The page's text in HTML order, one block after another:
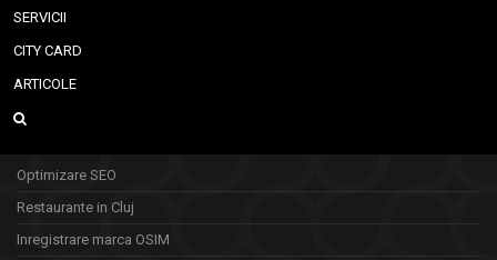
SERVICII
CITY CARD
ARTICOLE
Optimizare SEO
Restaurante in Cluj
Inregistrare marca OSIM